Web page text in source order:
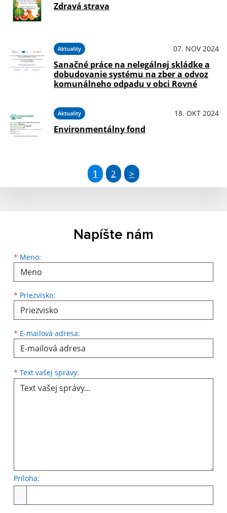
Zdravá strava
Aktuality 07. NOV 2024
Sanačné práce na nelegálnej skládke a
dobudovanie systému na zber a odvoz
komunálneho odpadu v obci Rovné
Aktuality 18. OKT 2024
Environmentálny fond
1 2 >
Napíšte nám
* Meno:
Meno
* Priezvisko:
Priezvisko
* E-mailová adresa:
E-mailová adresa
* Text vašej správy:
Príloha: